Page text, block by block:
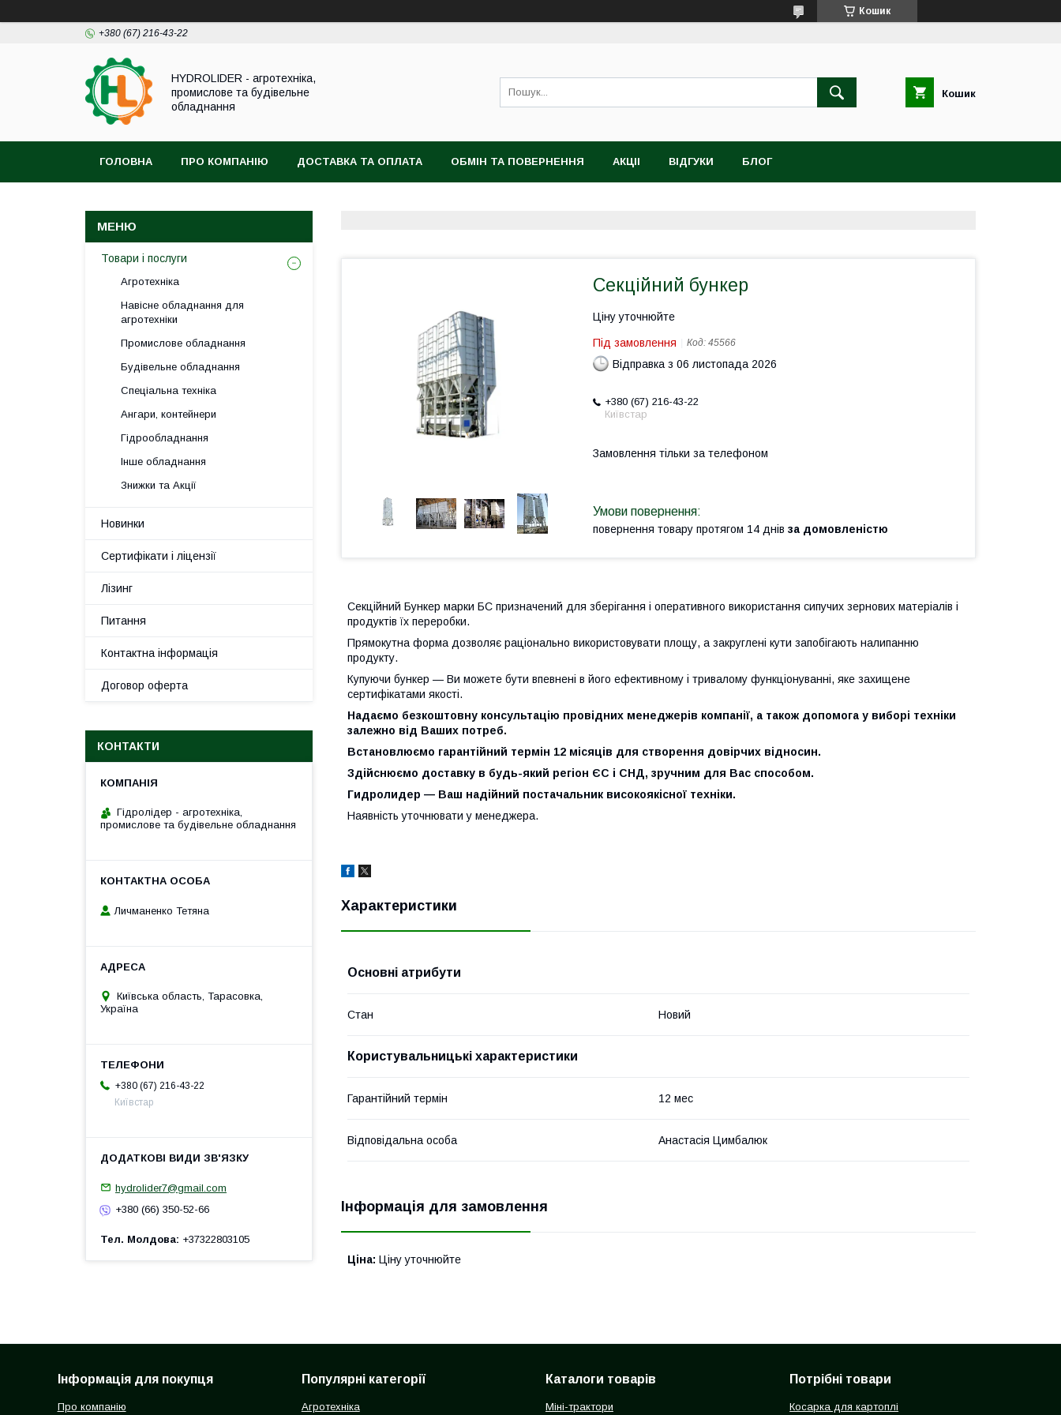
Кошик
+380 (67) 216-43-22
HYDROLIDER - агротехніка,
промислове та будівельне
обладнання
Кошик
ГОЛОВНА ПРО КОМПАНІЮ ДОСТАВКА ТА ОПЛАТА ОБМІН ТА ПОВЕРНЕННЯ АКЦІІ ВІДГУКИ БЛОГ
Секційний бункер
Ціну уточнюйте
Під замовлення Код: 45566
Відправка з 06 листопада 2026
+380 (67) 216-43-22
Київстар
Замовлення тільки за телефоном
повернення товару протягом 14 днів за домовленістю
Секційний Бункер марки БС призначений для зберігання і оперативного використання сипучих зернових матеріалів і
продуктів їх переробки.
Прямокутна форма дозволяє раціонально використовувати площу, а закруглені кути запобігають налипанню
продукту.
Купуючи бункер — Ви можете бути впевнені в його ефективному і тривалому функціонуванні, яке захищене
сертифікатами якості.
Надаємо безкоштовну консультацію провідних менеджерів компанії, а також допомога у виборі техніки
залежно від Ваших потреб.
Встановлюємо гарантійний термін 12 місяців для створення довірчих відносин.
Здійснюємо доставку в будь-який регіон ЄС і СНД, зручним для Вас способом.
Гидролидер — Ваш надійний постачальник високоякісної техніки.
Наявність уточнювати у менеджера.
Характеристики
Основні атрибути
Стан Новий
Користувальницькі характеристики
Гарантійний термін 12 мес
Відповідальна особа Анастасія Цимбалюк
Інформація для замовлення
Ціна: Ціну уточнюйте
Товари і послуги
Агротехніка
Навісне обладнання для
агротехніки
Промислове обладнання
Будівельне обладнання
Спеціальна техніка
Ангари, контейнери
Гідрообладнання
Інше обладнання
Знижки та Акції
Новинки
Сертифікати і ліцензії
Лізинг
Питання
Контактна інформація
Договор оферта
КОНТАКТИ
Гідролідер - агротехніка,
промислове та будівельне обладнання
Личманенко Тетяна
Київська область, Тарасовка,
Україна
+380 (67) 216-43-22
Київстар
hydrolider7@gmail.com
+380 (66) 350-52-66
Тел. Молдова +37322803105
Інформація для покупця
Про компанію
Популярні категорії
Агротехніка
Каталоги товарів
Міні-трактори
Потрібні товари
Косарка для картоплі